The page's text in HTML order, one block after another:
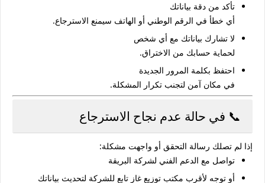
تأكد من دقة بياناتك
أي خطأ في الرقم الوطني أو الهاتف سيمنع الاسترجاع.
لا تشارك بياناتك مع أي شخص
لحماية حسابك من الاختراق.
احتفظ بكلمة المرور الجديدة
في مكان آمن لتجنب تكرار المشكلة.
📞 في حالة عدم نجاح الاسترجاع
إذا لم تصلك رسالة التحقق أو واجهت مشكلة:
تواصل مع الدعم الفني لشركة البريقة
أو توجه لأقرب مكتب توزيع غاز تابع للشركة لتحديث بياناتك